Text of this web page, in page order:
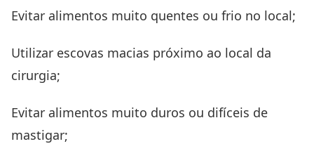
Evitar alimentos muito quentes ou frio no local;
Utilizar escovas macias próximo ao local da
cirurgia;
Evitar alimentos muito duros ou difíceis de
mastigar;